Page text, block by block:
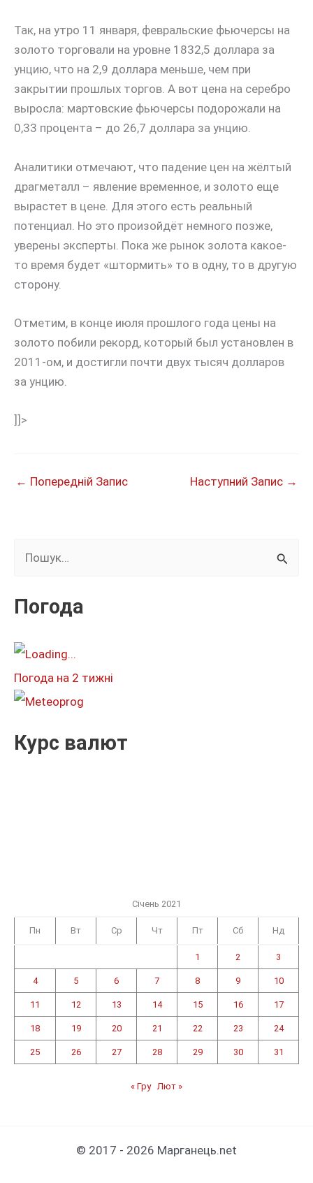
Так, на утро 11 января, февральские фьючерсы на
золото торговали на уровне 1832,5 доллара за
унцию, что на 2,9 доллара меньше, чем при
закрытии прошлых торгов. А вот цена на серебро
выросла: мартовские фьючерсы подорожали на
0,33 процента – до 26,7 доллара за унцию.
Аналитики отмечают, что падение цен на жёлтый
драгметалл – явление временное, и золото еще
вырастет в цене. Для этого есть реальный
потенциал. Но это произойдёт немного позже,
уверены эксперты. Пока же рынок золота какое-
то время будет «штормить» то в одну, то в другую
сторону.
Отметим, в конце июля прошлого года цены на
золото побили рекорд, который был установлен в
2011-ом, и достигли почти двух тысяч долларов
за унцию.
]]>
← Попередній Запис Наступний Запис →
к
т
:
Погода
Погода на 2 тижні
Курс валют
Січень 2021
Пн Вт Ср Чт Пт Сб Нд
1 2 3
4 5 6 7 8 9 10
11 12 13 14 15 16 17
18 19 20 21 22 23 24
25 26 27 28 29 30 31
« Гру Лют »
© 2017 - 2026 Марганець.net